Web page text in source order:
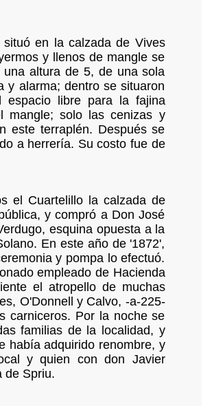
en la calzada de Vives
y llenos de mangle se
altura de 5, de una sola
y alarma; dentro se situaron
espacio libre para la fajina
mangle; solo las cenizas y
este terraplén. Después se
a herrería. Su costo fue de
el Cuartelillo la calzada de
y compró a Don José
esquina opuesta a la
En este año de '1872',
y pompa lo efectuó.
empleado de Hacienda
el atropello de muchas
O'Donnell y Calvo, -a-225-
carniceros. Por la noche se
familias de la localidad, y
había adquirido renombre, y
y quien con don Javier
de Spriu.